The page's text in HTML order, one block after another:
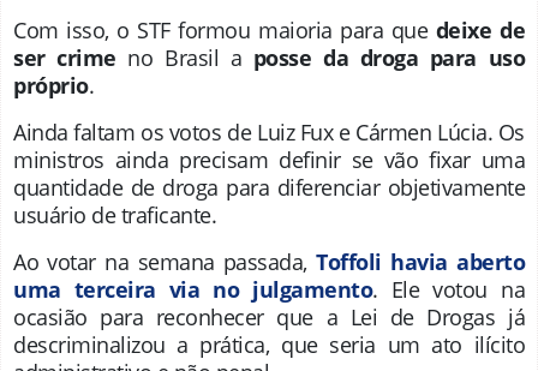
Com isso, o STF formou maioria para que deixe de
ser crime no Brasil a posse da droga para uso
próprio.
Ainda faltam os votos de Luiz Fux e Cármen Lúcia. Os
ministros ainda precisam definir se vão fixar uma
quantidade de droga para diferenciar objetivamente
usuário de traficante.
Ao votar na semana passada,Toffoli havia aberto
uma terceira via no julgamento. Ele votou na
ocasião para reconhecer que a Lei de Drogas já
descriminalizou a prática, que seria um ato ilícito